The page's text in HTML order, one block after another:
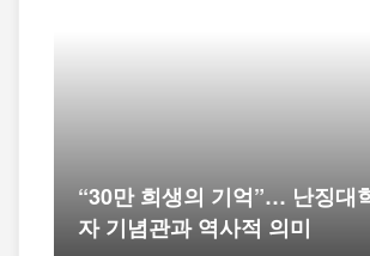
“30만 희생의 기억”… 난징대
자 기념관과 역사적 의미